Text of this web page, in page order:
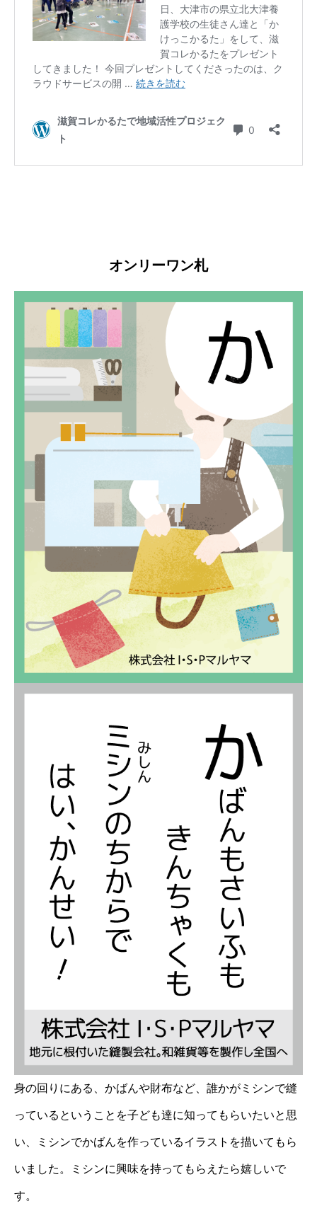
オンリーワン札
身の回りにある、かばんや財布など、誰かがミシンで縫
っているということを子ども達に知ってもらいたいと思
い、ミシンでかばんを作っているイラストを描いてもら
いました。ミシンに興味を持ってもらえたら嬉しいで
す。